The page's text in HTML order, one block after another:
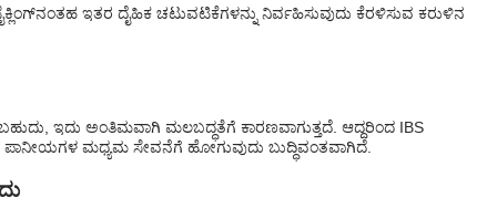
ಇತರ ದೈಹಿಕ ಚಟುವಟಿಕೆಗಳನ್ನು ನಿರ್ವಹಿಸುವುದು ಕೆರಳಿಸುವ ಕರುಳಿನ
ಇದು ಅಂತಿಮವಾಗಿ ಮಲಬದ್ಧತೆಗೆ ಕಾರಣವಾಗುತ್ತದೆ. ಆದ್ದರಿಂದ IBS
ಪಾನೀಯಗಳ ಮಧ್ಯಮ ಸೇವನೆಗೆ ಹೋಗುವುದು ಬುದ್ಧಿವಂತವಾಗಿದೆ.